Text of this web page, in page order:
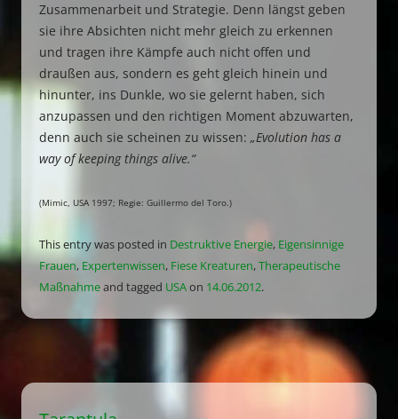
Zusammenarbeit und Strategie. Denn längst geben
sie ihre Absichten nicht mehr gleich zu erkennen
und tragen ihre Kämpfe auch nicht offen und
draußen aus, sondern es geht gleich hinein und
hinunter, ins Dunkle, wo sie gelernt haben, sich
anzupassen und den richtigen Moment abzuwarten,
denn auch sie scheinen zu wissen: „Evolution has a
way of keeping things alive.“
(Mimic, USA 1997; Regie: Guillermo del Toro.)
This entry was posted in Destruktive Energie, Eigensinnige
Frauen, Expertenwissen, Fiese Kreaturen,Therapeutische
Maßnahmeand tagged USAon 14.06.2012.